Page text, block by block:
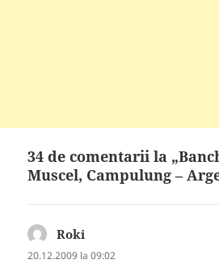
34 de comentarii la
Muscel, Campulung –
Roki
20.12.2009 la 09:02